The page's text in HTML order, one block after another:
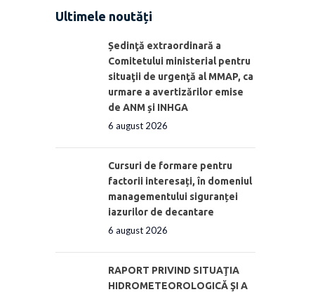
Ultimele noutăți
Ședinţă extraordinară a
Comitetului ministerial pentru
situaţii de urgenţă al MMAP, ca
urmare a avertizărilor emise
de ANM și INHGA
6 august 2026
Cursuri de formare pentru
factorii interesați, în domeniul
managementului siguranței
iazurilor de decantare
6 august 2026
RAPORT PRIVIND SITUAŢIA
HIDROMETEOROLOGICĂ ŞI A